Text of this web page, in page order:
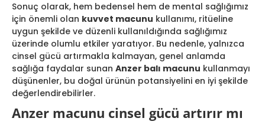
Sonuç olarak, hem bedensel hem de mental sağlığımız
için önemli olan kuvvet macunu kullanımı, ritüeline
uygun şekilde ve düzenli kullanıldığında sağlığımız
üzerinde olumlu etkiler yaratıyor. Bu nedenle, yalnızca
cinsel gücü artırmakla kalmayan, genel anlamda
sağlığa faydalar sunan Anzer balı macunu kullanmayı
düşünenler, bu doğal ürünün potansiyelini en iyi şekilde
değerlendirebilirler.
Anzer macunu cinsel gücü artırır mı